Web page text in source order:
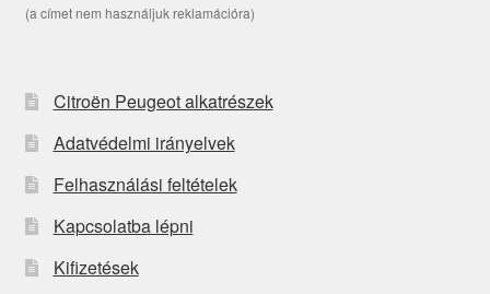
(a címet nem használjuk reklamációra)
Citroën Peugeot alkatrészek
Adatvédelmi irányelvek
Felhasználási feltételek
Kapcsolatba lépni
Kifizetések